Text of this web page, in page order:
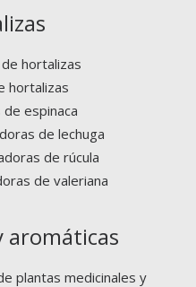
hortalizas
hortalizas
espinaca
de lechuga
de rúcula
de valeriana
aromáticas
plantas medicinales y